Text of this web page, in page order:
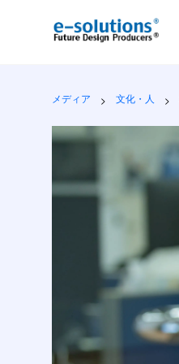
メディア 文化・人